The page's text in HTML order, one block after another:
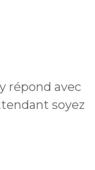
répond avec
soyez